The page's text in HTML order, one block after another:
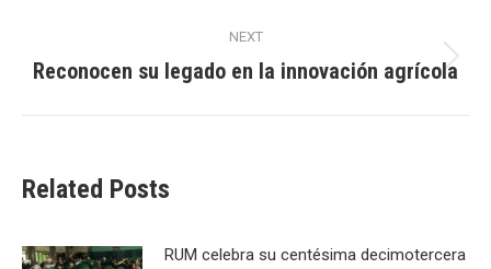
NEXT
Next
Reconocen su legado en la innovación agrícola
Related Posts
RUM celebra su centésima decimotercera